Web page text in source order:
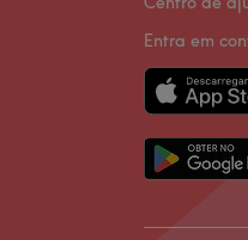
Entra em